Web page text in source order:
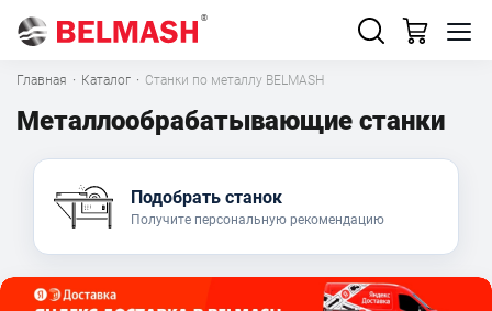
Главная · Каталог · Станки по металлу BELMASH
Металлообрабатывающие станки
Подобрать станок
Получите персональную рекомендацию